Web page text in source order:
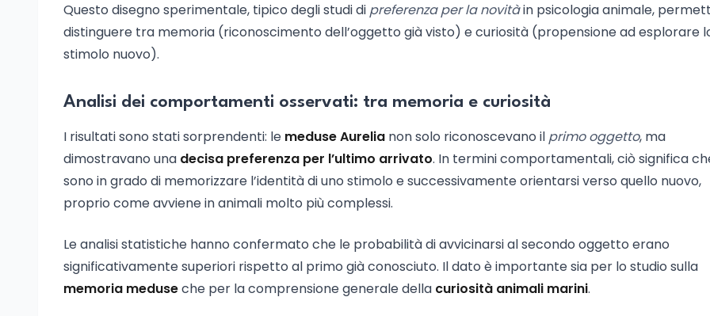
Questo disegno sperimentale, tipico degli studi di preferenza per la novitàin psicologia animale,
distinguere tra memoria (riconoscimento dell’oggetto già visto) e curiosità (propensione ad esplorare
stimolo nuovo).
Analisi dei comportamenti osservati: tra memoria e curiosità
I risultati sono stati sorprendenti: le meduse Aurelia non solo riconoscevano il primo oggetto, ma
dimostravano una decisa preferenza per l’ultimo arrivato. In termini comportamentali, ciò significa
sono in grado di memorizzare l’identità di uno stimolo e successivamente orientarsi verso quello nuovo,
proprio come avviene in animali molto più complessi.
Le analisi statistiche hanno confermato che le probabilità di avvicinarsi al secondo oggetto erano
significativamente superiori rispetto al primo già conosciuto. Il dato è importante sia per lo studio sulla
memoria meduseche per la comprensione generale della curiosità animali marini.